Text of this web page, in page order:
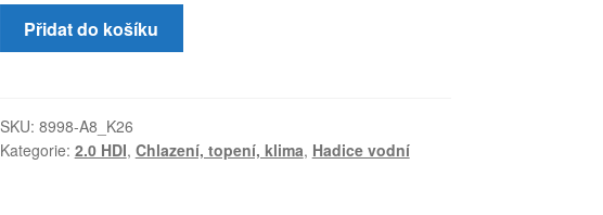
Vodní
hadice
2.0
HDI
Přidat do košíku
SKU: 8998-A8_K26
Kategorie: 2.0 HDI, Chlazení, topení, klima, Hadice vodní